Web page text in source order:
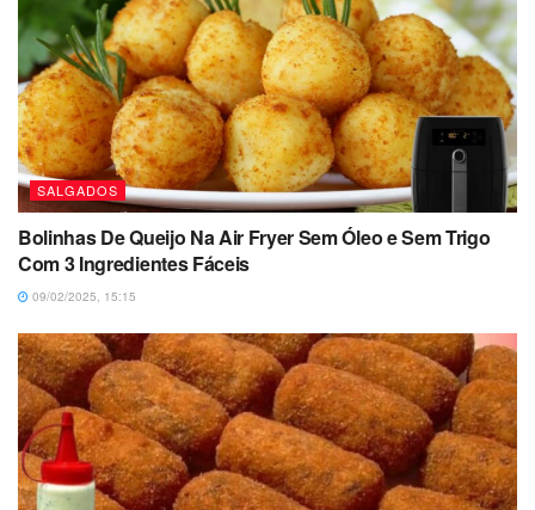
SALGADOS
Bolinhas De Queijo Na Air Fryer Sem Óleo e Sem Trigo
Com 3 Ingredientes Fáceis
09/02/2025, 15:15